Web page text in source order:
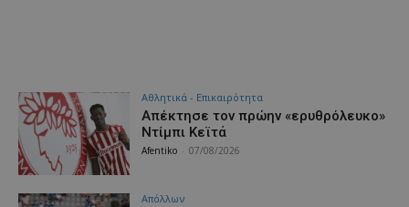
Αθλητικά - Επικαιρότητα
Απέκτησε τον πρώην «ερυθρόλευκο»
Ντίμπι Κεϊτά
Afentiko 07/08/2026
Απόλλων